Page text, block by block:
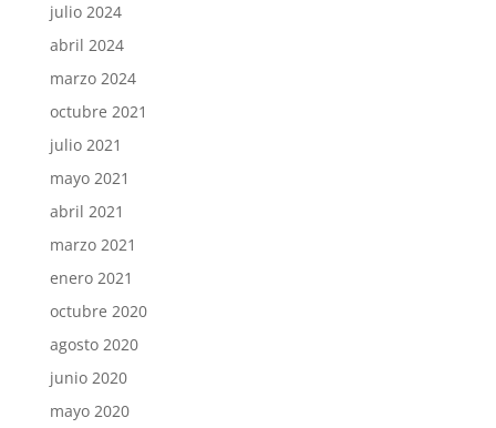
julio 2024
abril 2024
marzo 2024
octubre 2021
julio 2021
mayo 2021
abril 2021
marzo 2021
enero 2021
octubre 2020
agosto 2020
junio 2020
mayo 2020